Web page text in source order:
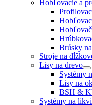
Hobľovacie a
Brúsky
Stroje na
Lisy na drevo
Systémy
Lisy na
BSH &
Systémy na